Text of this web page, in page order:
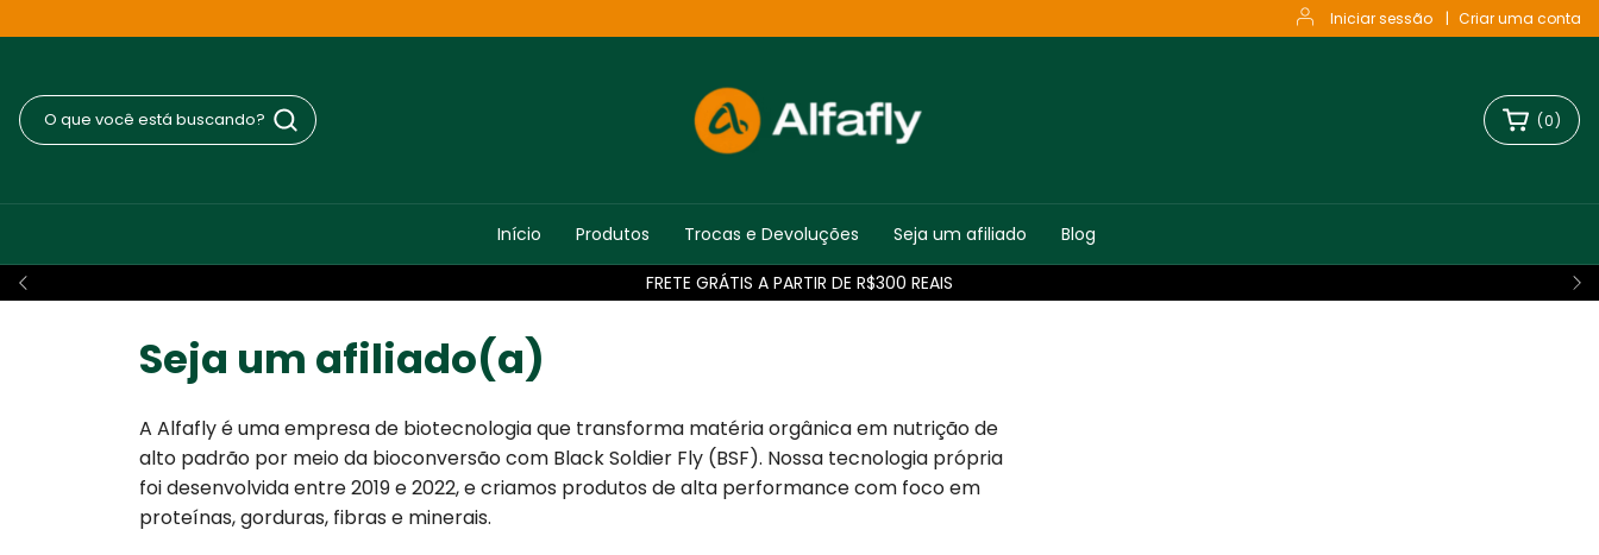
Iniciar sessão | Criar uma conta
FRETE GRÁTIS A PARTIR DE R$300 REAIS
(0)
Início Produtos Trocas e Devoluções Seja um afiliado Blog
Seja um afiliado(a)
A Alfafly é uma empresa de biotecnologia que transforma matéria orgânica em nutrição de
alto padrão por meio da bioconversão com Black Soldier Fly (BSF). Nossa tecnologia própria
foi desenvolvida entre 2019 e 2022, e criamos produtos de alta performance com foco em
proteínas, gorduras, fibras e minerais.